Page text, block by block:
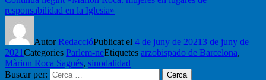
responsabilidad en la Iglesia»
AutorRedaccióPublicat el 4 de juny de 20213 de juny de
2021Categories Parlem-neEtiquetes arzobispado de Barcelona,
Màrion Roca Sagués, sinodalidad
Buscar per:
Cerca